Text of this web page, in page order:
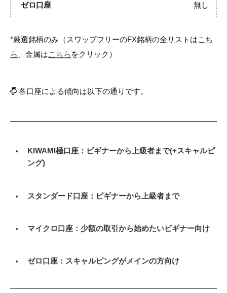
無し
*厳選銘柄のみ（スワップフリーのFX銘柄の全リストはこち
ら
、金属はこちら をクリック）
各口座による傾向は以下の通りです。
KIWAMI極口座：ビギナーから上級者まで(+スキャルピ
ング)
スタンダード口座：ビギナーから上級者まで
マイクロ口座：少額の取引から始めたいビギナー向け
ゼロ口座：スキャルピングがメインの方向け